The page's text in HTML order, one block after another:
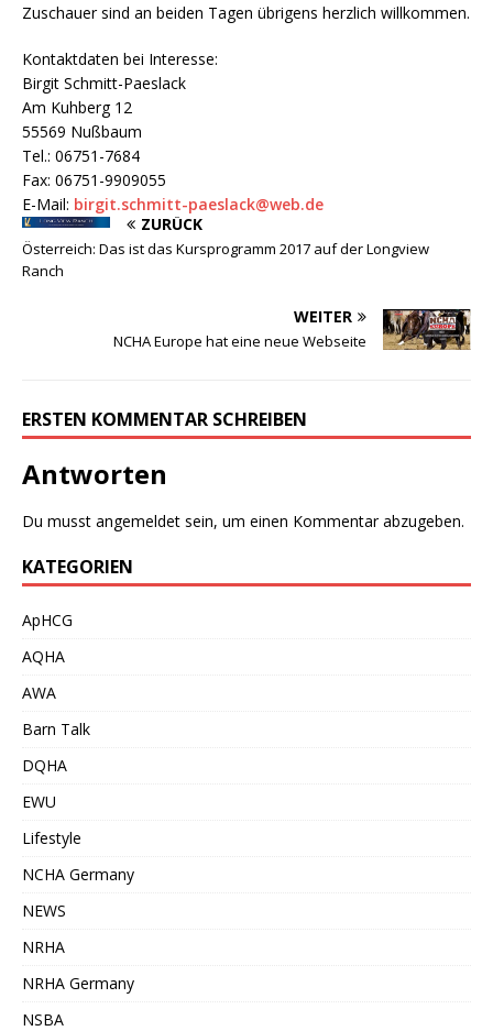
Zuschauer sind an beiden Tagen übrigens herzlich willkommen.
Kontaktdaten bei Interesse:
Birgit Schmitt-Paeslack
Am Kuhberg 12
55569 Nußbaum
Tel.: 06751-7684
Fax: 06751-9909055
E-Mail: birgit.schmitt-paeslack@web.de
ZURÜCK
Österreich: Das ist das Kursprogramm 2017 auf der Longview
Ranch
WEITER
NCHA Europe hat eine neue Webseite
ERSTEN KOMMENTAR SCHREIBEN
Antworten
Du musst angemeldet sein, um einen Kommentar abzugeben.
KATEGORIEN
ApHCG
AQHA
AWA
Barn Talk
DQHA
EWU
Lifestyle
NCHA Germany
NEWS
NRHA
NRHA Germany
NSBA